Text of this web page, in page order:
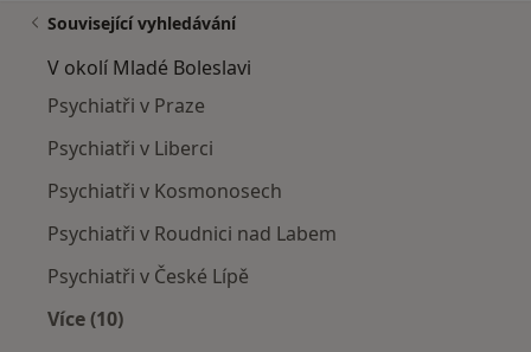
Související vyhledávání
V okolí Mladé Boleslavi
Psychiatři v Praze
Psychiatři v Liberci
Psychiatři v Kosmonosech
Psychiatři v Roudnici nad Labem
Psychiatři v České Lípě
Více (10)